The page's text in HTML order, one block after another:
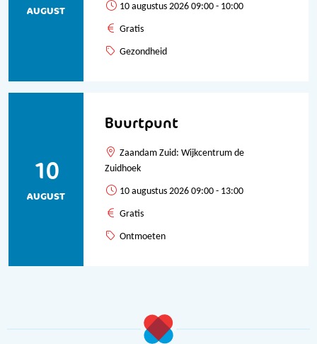
AUGUST 10 augustus 2026 09:00 - 10:00
Gratis
Gezondheid
Buurtpunt
10
AUGUST
Zaandam Zuid: Wijkcentrum de
Zuidhoek
10 augustus 2026 09:00 - 13:00
Gratis
Ontmoeten